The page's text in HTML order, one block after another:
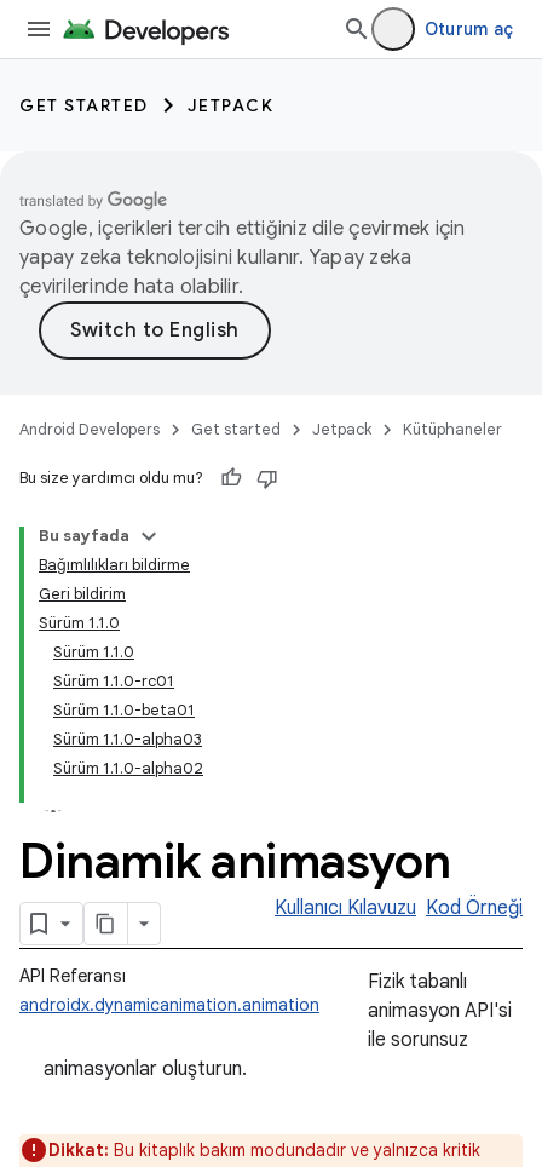
Oturum aç
GET STARTED JETPACK
Google, içerikleri tercih ettiğiniz dile çevirmek için
yapay zeka teknolojisini kullanır. Yapay zeka
çevirilerinde hata olabilir.
Android Developers Get started Jetpack Kütüphaneler
Bu size yardımcı oldu mu?
Bu sayfada
Bağımlılıkları bildirme
Geri bildirim
Sürüm 1.1.0
Sürüm 1.1.0
Sürüm 1.1.0-rc01
Sürüm 1.1.0-beta01
Sürüm 1.1.0-alpha03
Sürüm 1.1.0-alpha02
Dinamik animasyon
Kullanıcı Kılavuzu Kod Örneği
API Referansı
androidx.dynamicanimation.animation
Fizik tabanlı
animasyon API'si
ile sorunsuz
animasyonlar oluşturun.
Dikkat: Bu kitaplık bakım modundadır ve yalnızca kritik